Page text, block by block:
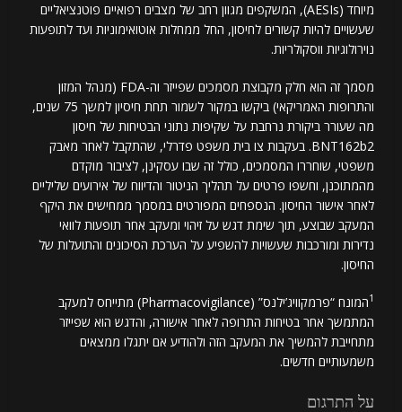
מיוחד (AESIs), המשקפים מגוון רחב של מצבים רפואיים פוטנציאליים
שעשויים להיות קשורים לחיסון, החל ממחלות אוטואימוניות ועד לתופעות
נוירולוגיות ווסקולריות.
מסמך זה הוא חלק מקבוצת מסמכים שפייזר וה-FDA (מנהל המזון
והתרופות האמריקאי) ביקשו במקור לשמור תחת חיסיון למשך 75 שנים,
מה שעורר ביקורת נרחבת על שקיפות נתוני הבטיחות של חיסון
BNT162b2. בעקבות צו בית משפט פדרלי, שהתקבל לאחר מאבק
משפטי, שוחררו המסמכים, כולל זה שבו עסקינן, לציבור מוקדם
מהמתוכנן, וחשפו פרטים על תהליך הניטור והדיווח של אירועים שליליים
לאחר אישור החיסון. הנספחים המפורטים במסמך ממחישים את היקף
המעקב שבוצע, תוך שימת דגש על זיהוי ומעקב אחר תופעות לוואי
נדירות ומורכבות שעשויות להשפיע על הערכת הסיכונים והתועלות של
החיסון.
1
המונח “פרמקוויג’ילנס” (Pharmacovigilance) מתייחס למעקב
המתמשך אחר בטיחות התרופה לאחר אישורה, והדגש הוא שפייזר
מתחייבת להמשיך את המעקב הזה ולהודיע אם יתגלו ממצאים
משמעותיים חדשים.
על התרגום